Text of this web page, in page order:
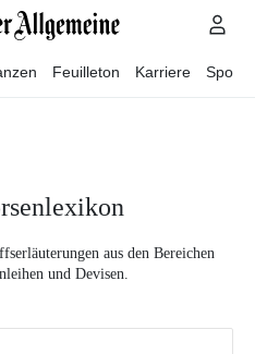
Feuilleton Karriere Sport
aus den Bereichen
und Devisen.